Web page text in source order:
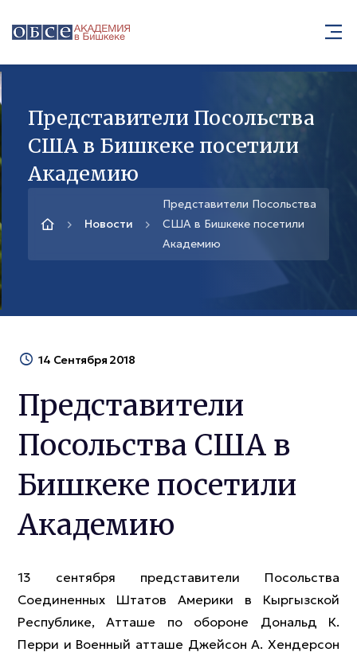
Представители Посольства
США в Бишкеке посетили
Академию
Новости
Представители Посольства
США в Бишкеке посетили
Академию
14 Сентября 2018
Представители
Посольства США в
Бишкеке посетили
Академию
13 сентября представители Посольства
Соединенных Штатов Америки в Кыргызской
Республике, Атташе по обороне Дональд К.
Перри и Военный атташе Джейсон А. Хендерсон